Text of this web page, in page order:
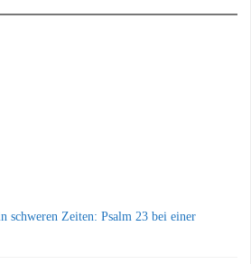
schweren Zeiten: Psalm 23 bei einer